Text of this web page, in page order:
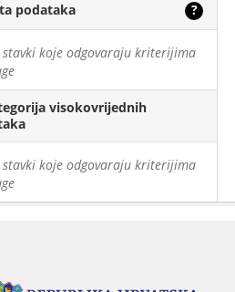
podataka ?
stavki koje odgovaraju kriterijima
visokovrijednih
stavki koje odgovaraju kriterijima